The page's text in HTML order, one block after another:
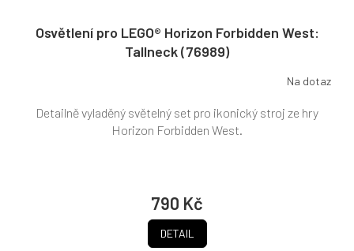
Osvětlení pro LEGO® Horizon Forbidden West:
Tallneck (76989)
Na dotaz
790 Kč
DETAIL
Detailně vyladěný světelný set pro ikonický stroj ze hry
Horizon Forbidden West.